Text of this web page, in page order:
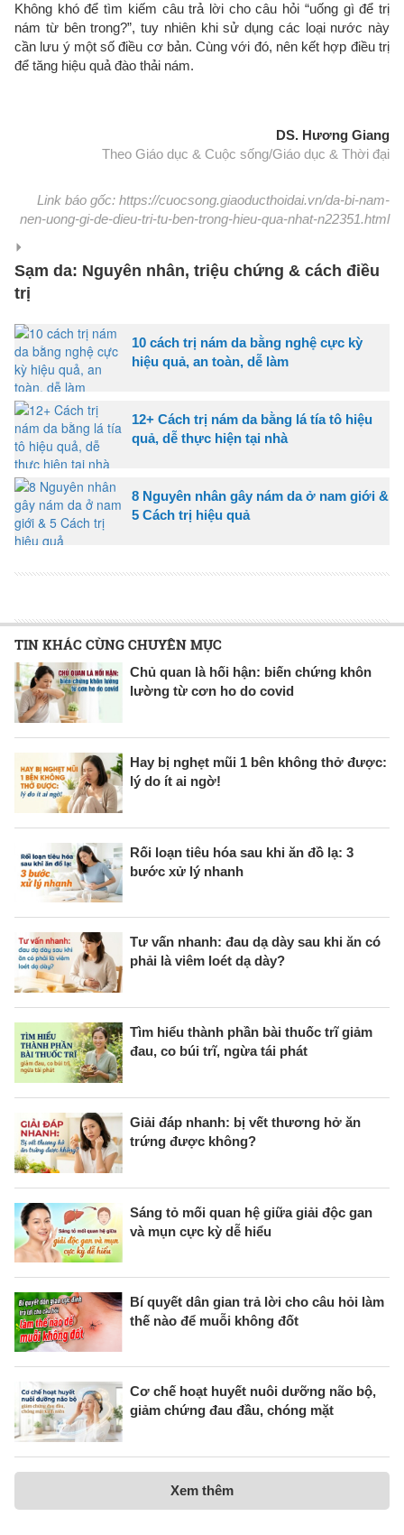
Không khó để tìm kiếm câu trả lời cho câu hỏi “uống gì để trị
nám từ bên trong?”, tuy nhiên khi sử dụng các loại nước này
cần lưu ý một số điều cơ bản. Cùng với đó, nên kết hợp điều trị
để tăng hiệu quả đào thải nám.
DS. Hương Giang
Theo Giáo dục & Cuộc sống/Giáo dục & Thời đại
Link báo gốc: https://cuocsong.giaoducthoidai.vn/da-bi-nam-
nen-uong-gi-de-dieu-tri-tu-ben-trong-hieu-qua-nhat-n22351.html
Sạm da: Nguyên nhân, triệu chứng & cách điều
trị
10 cách trị nám da bằng nghệ cực kỳ
hiệu quả, an toàn, dễ làm
12+ Cách trị nám da bằng lá tía tô hiệu
quả, dễ thực hiện tại nhà
8 Nguyên nhân gây nám da ở nam giới &
5 Cách trị hiệu quả
TIN KHÁC CÙNG CHUYÊN MỤC
Chủ quan là hối hận: biến chứng khôn
lường từ cơn ho do covid
Hay bị nghẹt mũi 1 bên không thở được:
lý do ít ai ngờ!
Rối loạn tiêu hóa sau khi ăn đồ lạ: 3
bước xử lý nhanh
Tư vấn nhanh: đau dạ dày sau khi ăn có
phải là viêm loét dạ dày?
Tìm hiểu thành phần bài thuốc trĩ giảm
đau, co búi trĩ, ngừa tái phát
Giải đáp nhanh: bị vết thương hở ăn
trứng được không?
Sáng tỏ mối quan hệ giữa giải độc gan
và mụn cực kỳ dễ hiểu
Bí quyết dân gian trả lời cho câu hỏi làm
thế nào để muỗi không đốt
Cơ chế hoạt huyết nuôi dưỡng não bộ,
giảm chứng đau đầu, chóng mặt
Xem thêm